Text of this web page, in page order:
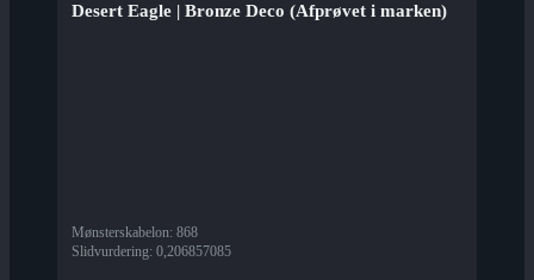
Desert Eagle | Bronze Deco (Afprøvet i marken)
Mønsterskabelon: 868
Slidvurdering: 0,206857085